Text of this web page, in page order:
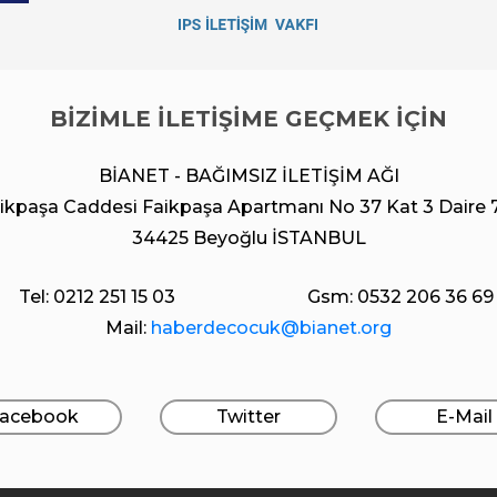
BİZİMLE İLETİŞİME GEÇMEK İÇİN
BİANET - BAĞIMSIZ İLETİŞİM AĞI
Caddesi Faikpaşa Apartmanı No 37 Kat 3 Daire
34425 Beyoğlu İSTANBUL
Tel: 0212 251 15 03
Gsm: 0532 206 36 69
Mail: haberdecocuk@bianet.org
Twitter E-Mail